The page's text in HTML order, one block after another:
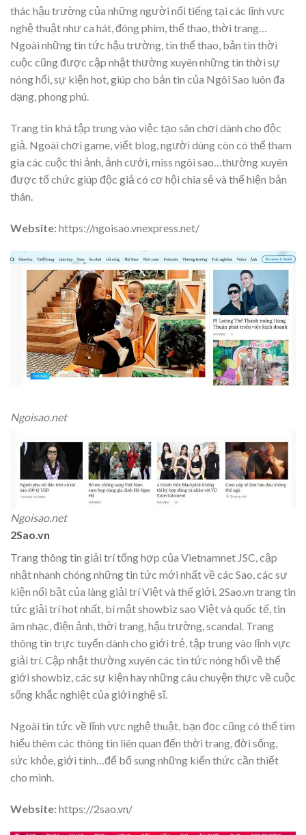
thác hậu trường của những người nổi tiếng tại các lĩnh vực
nghệ thuật như ca hát, đóng phim, thể thao, thời trang…
Ngoài những tin tức hậu trường, tin thể thao, bản tin thời
cuộc cũng được cập nhật thường xuyên những tin thời sự
nóng hổi, sự kiện hot, giúp cho bản tin của Ngôi Sao luôn đa
dạng, phong phú.
Trang tin khá tập trung vào việc tạo sân chơi dành cho độc
giả. Ngoài chơi game, viết blog, người dùng còn có thể tham
gia các cuộc thi ảnh, ảnh cưới, miss ngôi sao…thường xuyên
được tổ chức giúp độc giả có cơ hội chia sẻ và thể hiện bản
thân.
Website:https://ngoisao.vnexpress.net/
Ngoisao.net
Ngoisao.net
2Sao.vn
Trang thông tin giải trí tổng hợp của Vietnamnet JSC, cập
nhật nhanh chóng những tin tức mới nhất về các Sao, các sự
kiện nổi bật của làng giải trí Việt và thế giới. 2Sao.vn trang tin
tức giải trí hot nhất, bí mật showbiz sao Việt và quốc tế, tin
âm nhạc, điện ảnh, thời trang, hậu trường, scandal. Trang
thông tin trực tuyến dành cho giới trẻ, tập trung vào lĩnh vực
giải trí. Cập nhật thường xuyên các tin tức nóng hổi về thế
giới showbiz, các sự kiện hay những câu chuyện thực về cuộc
sống khắc nghiệt của giới nghệ sĩ.
Ngoài tin tức về lĩnh vực nghệ thuật, bạn đọc cũng có thể tìm
hiểu thêm các thông tin liên quan đến thời trang, đời sống,
sức khỏe, giới tính…để bổ sung những kiến thức cần thiết
cho mình.
Website:https://2sao.vn/